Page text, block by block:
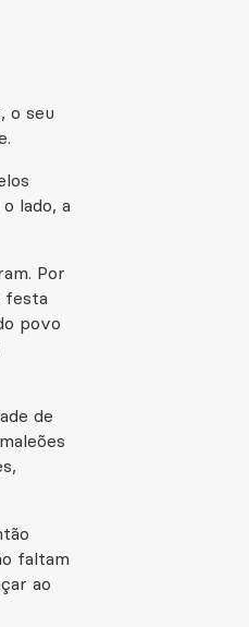
o seu
lado, a
Por
festa
povo
de
faltam
ao